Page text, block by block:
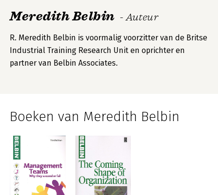
Meredith Belbin - Auteur
R. Meredith Belbin is voormalig voorzitter van de Britse
Industrial Training Research Unit en oprichter en
partner van Belbin Associates.
Boeken van Meredith Belbin